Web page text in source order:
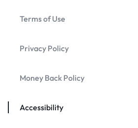
Terms of Use
Privacy Policy
Money Back Policy
Accessibility